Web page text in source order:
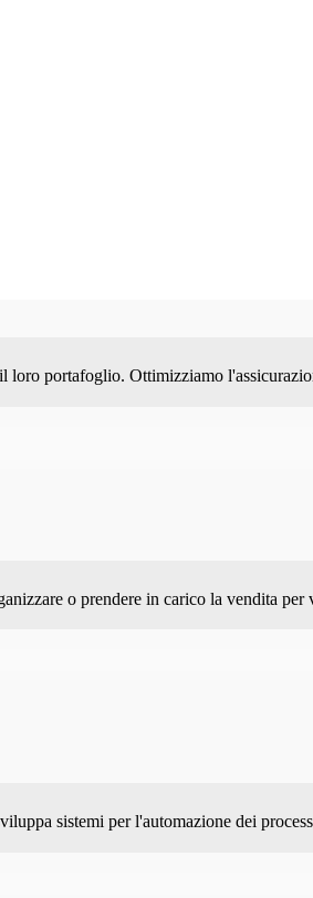
loro portafoglio. Ottimizziamo
o prendere in carico la vendita per
sistemi per l'automazione dei